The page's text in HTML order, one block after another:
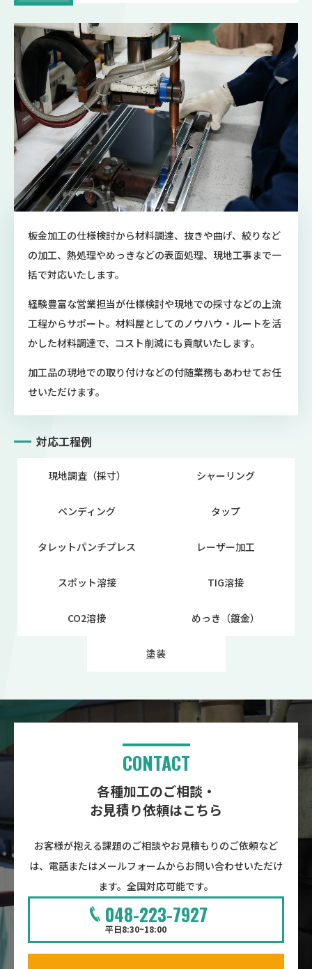
板金加工の仕様検討から材料調達、抜きや曲げ、絞りなど
の加工、熱処理やめっきなどの表面処理、現地工事まで一
括で対応いたします。
経験豊富な営業担当が仕様検討や現地での採寸などの上流
工程からサポート。材料屋としてのノウハウ・ルートを活
かした材料調達で、コスト削減にも貢献いたします。
加工品の現地での取り付けなどの付随業務もあわせてお任
せいただけます。
対応工程例
現地調査（採寸） シャーリング
ベンディング タップ
タレットパンチプレス レーザー加工
スポット溶接 TIG溶接
CO2溶接 めっき（鍍金）
塗装
CONTACT
各種加工のご相談・
お見積り依頼はこちら
お客様が抱える課題のご相談やお見積もりのご依頼など
は、電話またはメールフォームからお問い合わせいただけ
ます。全国対応可能です。
048-223-7927
平日8:30~18:00